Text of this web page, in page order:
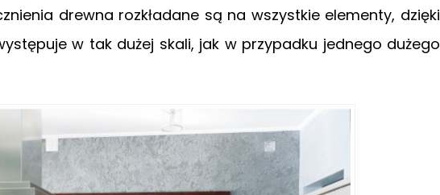
drewna rozkładane są na wszystkie elementy, dzięki
w tak dużej skali, jak w przypadku jednego dużego